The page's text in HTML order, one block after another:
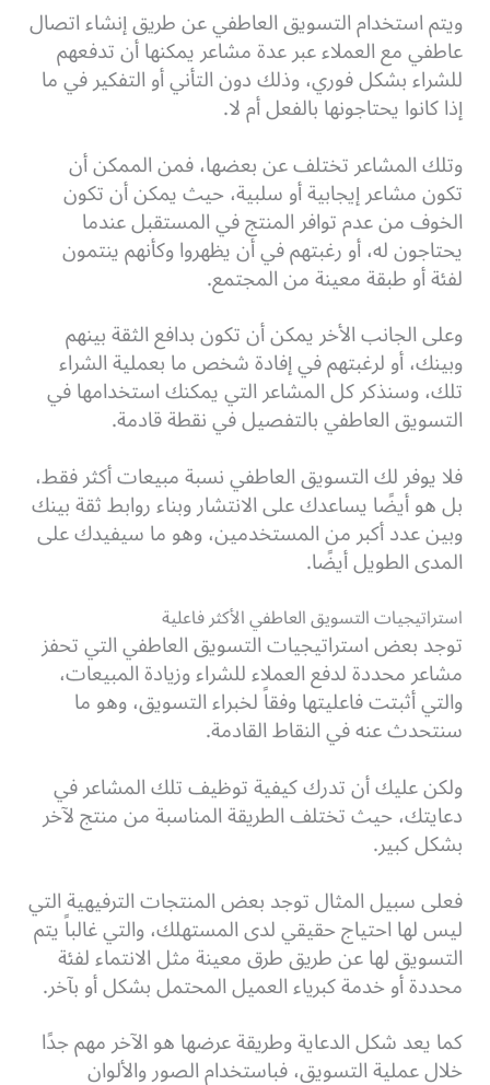
ويتم استخدام التسويق العاطفي عن طريق إنشاء اتصال
عاطفي مع العملاء عبر عدة مشاعر يمكنها أن تدفعهم
للشراء بشكل فوري، وذلك دون التأني أو التفكير في ما
إذا كانوا يحتاجونها بالفعل أم لا.
وتلك المشاعر تختلف عن بعضها، فمن الممكن أن
تكون مشاعر إيجابية أو سلبية، حيث يمكن أن تكون
الخوف من عدم توافر المنتج في المستقبل عندما
يحتاجون له، أو رغبتهم في أن يظهروا وكأنهم ينتمون
لفئة أو طبقة معينة من المجتمع.
وعلى الجانب الأخر يمكن أن تكون بدافع الثقة بينهم
وبينك، أو لرغبتهم في إفادة شخص ما بعملية الشراء
تلك، وسنذكر كل المشاعر التي يمكنك استخدامها في
التسويق العاطفي بالتفصيل في نقطة قادمة.
فلا يوفر لك التسويق العاطفي نسبة مبيعات أكثر فقط،
بل هو أيضًا يساعدك على الانتشار وبناء روابط ثقة بينك
وبين عدد أكبر من المستخدمين، وهو ما سيفيدك على
المدى الطويل أيضًا.
استراتيجيات التسويق العاطفي الأكثر فاعلية
توجد بعض استراتيجيات التسويق العاطفي التي تحفز
مشاعر محددة لدفع العملاء للشراء وزيادة المبيعات،
والتي أثبتت فاعليتها وفقاً لخبراء التسويق، وهو ما
سنتحدث عنه في النقاط القادمة.
ولكن عليك أن تدرك كيفية توظيف تلك المشاعر في
دعايتك، حيث تختلف الطريقة المناسبة من منتج لآخر
بشكل كبير.
فعلى سبيل المثال توجد بعض المنتجات الترفيهية التي
ليس لها احتياج حقيقي لدى المستهلك، والتي غالباً يتم
التسويق لها عن طريق طرق معينة مثل الانتماء لفئة
محددة أو خدمة كبرياء العميل المحتمل بشكل أو بآخر.
كما يعد شكل الدعاية وطريقة عرضها هو الآخر مهم جدًا
خلال عملية التسويق، فباستخدام الصور والألوان